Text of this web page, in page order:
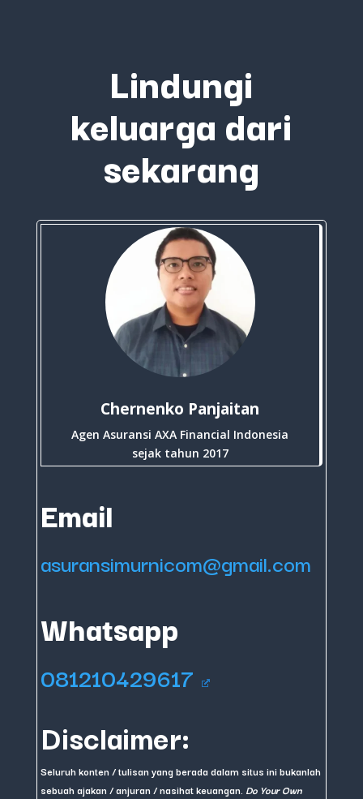
Lindungi
keluarga dari
sekarang
Chernenko Panjaitan
Agen Asuransi AXA Financial Indonesia
sejak tahun 2017
Email
asuransimurnicom@gmail.com
Whatsapp
081210429617
Disclaimer:
Seluruh konten / tulisan yang berada dalam situs ini bukanlah
sebuah ajakan / anjuran / nasihat keuangan. Do Your Own